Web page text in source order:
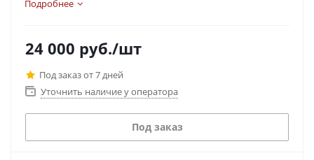
яшма, змеевик, агат, рубин, нефрит и др.) в виде
несут в себе определенную энергетическую силу,
помогают в работе, делах, активизируют
иммунную работу организма и многое другое.
и родных, а также его можно подарить
руководителям и коллегам, так как камни на
Подробнее
24 000 руб./шт
Под заказ от 7 дней
Уточнить наличие у оператора
Под заказ